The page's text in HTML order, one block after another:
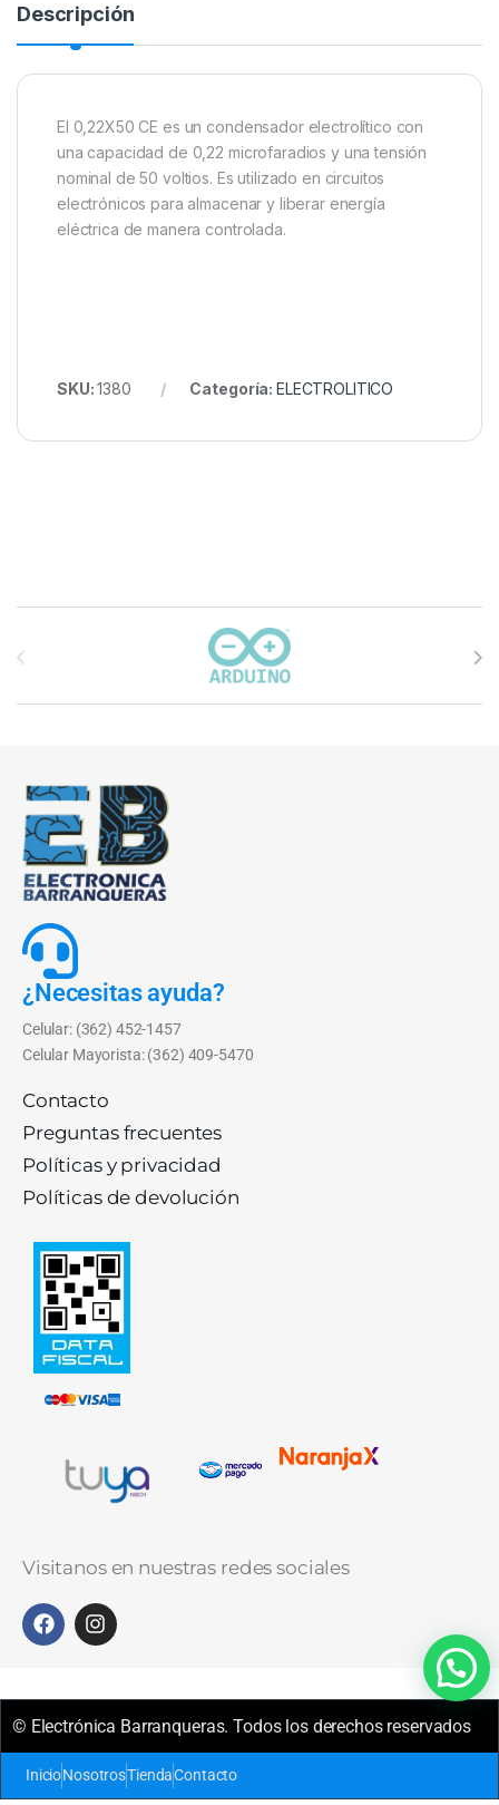
Descripción
El 0,22X50 CE es un condensador electrolítico con
una capacidad de 0,22 microfaradios y una tensión
nominal de 50 voltios. Es utilizado en circuitos
electrónicos para almacenar y liberar energía
eléctrica de manera controlada.
SKU:1380 Categoría: ELECTROLITICO
Carrusel de marcas
¿Necesitas ayuda?
Celular: (362) 452-1457
Celular Mayorista: (362) 409-5470
Contacto
Preguntas frecuentes
Políticas y privacidad
Políticas de devolución
Visitanos en nuestras redes sociales
© Electrónica Barranqueras. Todos los derechos reservados
InicioNosotrosTiendaContacto